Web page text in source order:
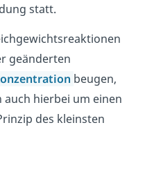
statt.
geänderten
beugen,
auch hierbei um einen
des kleinsten